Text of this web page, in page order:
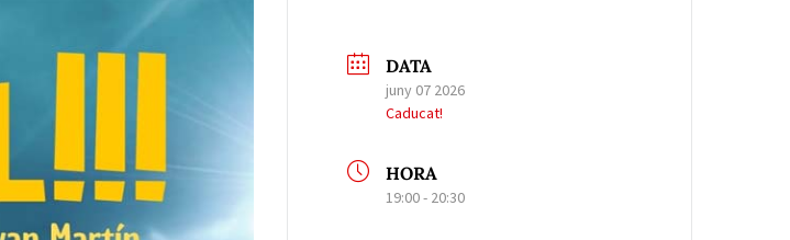
DATA
juny 07 2026
Caducat!
HORA
19:00 - 20:30